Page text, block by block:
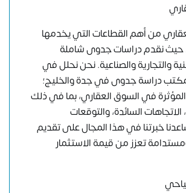
من أهم القطاعات التي يخدمها
حيث نقدم دراسات جدوى شاملة
والتجارية والصناعية. نحن نحلل في
دراسة جدوى في جدة والخليج؛
في السوق العقاري، بما في ذلك
السائدة، والتوقعات
خبرتنا في هذا المجال على تقديم
تعزز من قيمة الاستثمار